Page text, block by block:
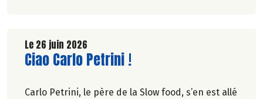
Le 26 juin 2026
Lire la suite de l'article
Ciao Carlo Petrini !
Carlo Petrini, le père de la Slow food, s’en est allé